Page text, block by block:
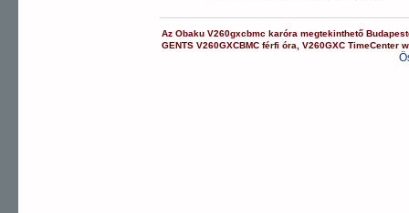
AzObaku V260gxcbmc karóra megtekinthető
GENTS V260GXCBMC férfi óra ,V260GXC TimeCenter